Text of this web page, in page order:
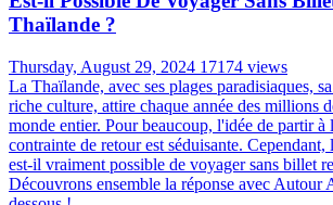
Wednesday, August 28, 2024 32434 views
Lorsqu'on prépare un voyage à l'étranger, on
aspect crucial est souvent négligé: la
électriques avec le système électrique local.
vrai pour un voyage en Thaïlande, où le
de celui de la France. Dans cet article, nous
ce que vous devez savoir sur les prises
vous aurez besoin d'un adaptateur pour la
appareils.